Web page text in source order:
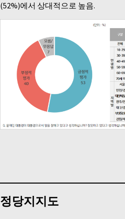
(52%)에서 상대적으로 높음.
정당지지도